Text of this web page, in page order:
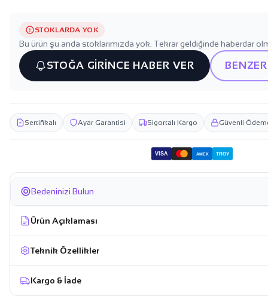
STOKLARDA YOK
Bu ürün şu anda stoklarımızda yok. Tekrar geldiğinde haberdar
STOĞA GİRİNCE HABER VER
Sertifikalı Ayar Garantisi Sigortalı Kargo Güvenli
VISA AMEX TROY
Bedeninizi Bulun
Ürün Açıklaması
Teknik Özellikler
Kargo & İade